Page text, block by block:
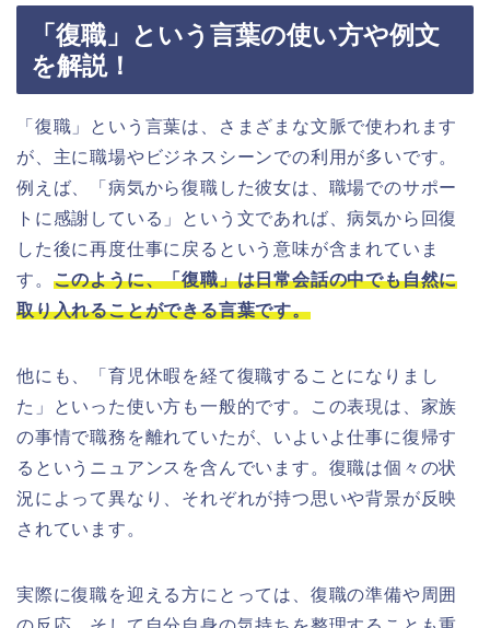
「復職」という言葉の使い方や例文
を解説！
「復職」という言葉は、さまざまな文脈で使われます
が、主に職場やビジネスシーンでの利用が多いです。
例えば、「病気から復職した彼女は、職場でのサポー
トに感謝している」という文であれば、病気から回復
した後に再度仕事に戻るという意味が含まれていま
す。 このように、「復職」は日常会話の中でも自然に
取り入れることができる言葉です。
他にも、「育児休暇を経て復職することになりまし
た」といった使い方も一般的です。この表現は、家族
の事情で職務を離れていたが、いよいよ仕事に復帰す
るというニュアンスを含んでいます。復職は個々の状
況によって異なり、それぞれが持つ思いや背景が反映
されています。
実際に復職を迎える方にとっては、復職の準備や周囲